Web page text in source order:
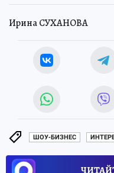
Ирина СУХАНОВА
ШОУ-БИЗНЕС